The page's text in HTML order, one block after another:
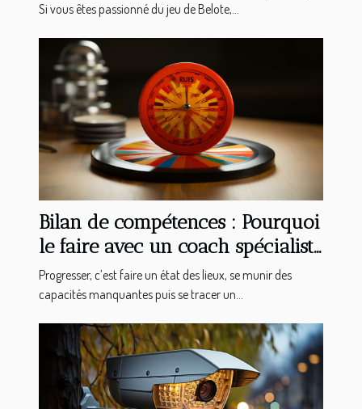
Si vous êtes passionné du jeu de Belote,...
Bilan de compétences : Pourquoi
le faire avec un coach spécialiste
en bilan d’orientation ?
Progresser, c’est faire un état des lieux, se munir des
capacités manquantes puis se tracer un...